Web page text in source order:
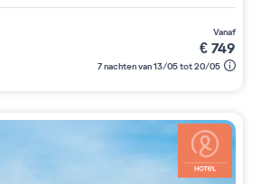
vanaf
€749
7 nachten van 13/05 tot 20/05